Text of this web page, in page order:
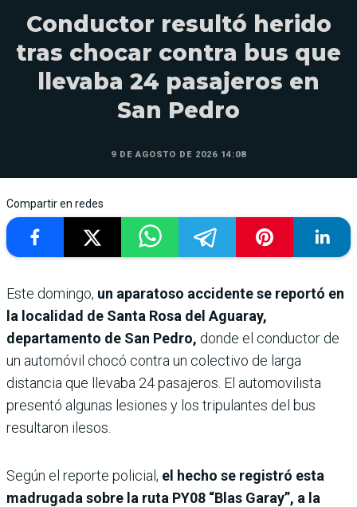
Conductor resultó herido
tras chocar contra bus que
llevaba 24 pasajeros en
San Pedro
9 DE AGOSTO DE 2026 14:08
Compartir en redes
Este domingo, un aparatoso accidente se reportó en
la localidad de Santa Rosa del Aguaray,
departamento de San Pedro, donde el conductor de
un automóvil chocó contra un colectivo de larga
distancia que llevaba 24 pasajeros. El automovilista
presentó algunas lesiones y los tripulantes del bus
resultaron ilesos.
Según el reporte policial, el hecho se registró esta
madrugada sobre la ruta PY08 “Blas Garay”, a la